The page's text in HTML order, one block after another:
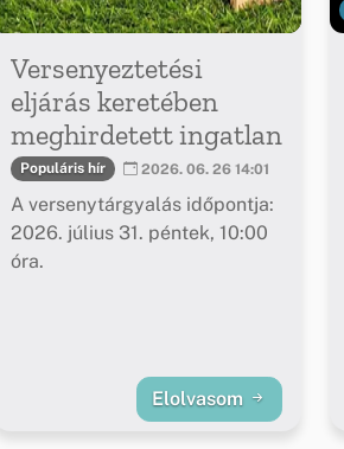
Versenyeztetési
eljárás keretében
meghirdetett ingatlan
Populáris hír 2026. 06. 26 14:01
A versenytárgyalás időpontja:
2026. július 31. péntek, 10:00
óra.
Elolvasom